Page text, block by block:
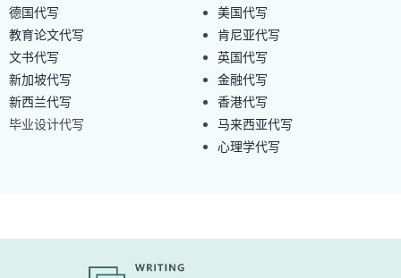
德国代写
教育论文代写
文书代写
新加坡代写
新西兰代写
毕业设计代写
美国代写
肯尼亚代写
英国代写
金融代写
香港代写
马来西亚代写
心理学代写